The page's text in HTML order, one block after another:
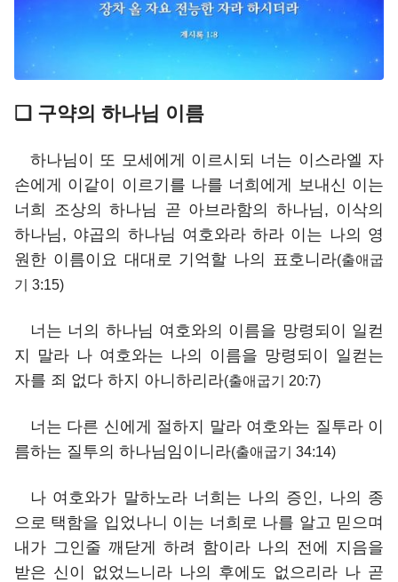
❑ 구약의 하나님 이름
하나님이 또 모세에게 이르시되 너는 이스라엘 자
손에게 이같이 이르기를 나를 너희에게 보내신 이는
너희 조상의 하나님 곧 아브라함의 하나님, 이삭의
하나님, 야곱의 하나님 여호와라 하라 이는 나의 영
원한 이름이요 대대로 기억할 나의 표호니라(출애굽
기 3:15)
너는 너의 하나님 여호와의 이름을 망령되이 일컫
지 말라 나 여호와는 나의 이름을 망령되이 일컫는
자를 죄 없다 하지 아니하리라(출애굽기 20:7)
너는 다른 신에게 절하지 말라 여호와는 질투라 이
름하는 질투의 하나님임이니라(출애굽기 34:14)
나 여호와가 말하노라 너희는 나의 증인, 나의 종
으로 택함을 입었나니 이는 너희로 나를 알고 믿으며
내가 그인줄 깨닫게 하려 함이라 나의 전에 지음을
받은 신이 없었느니라 나의 후에도 없으리라 나 곧